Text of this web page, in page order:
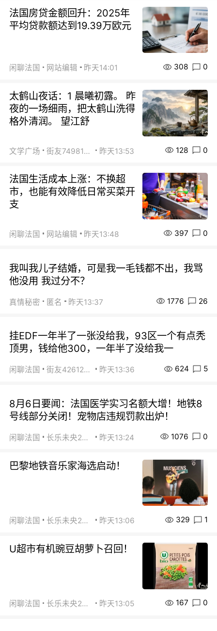
法国房贷金额回升：2025年
平均贷款额达到19.39万欧元
闲聊法国 网站编辑 昨天14:01 308 0
太鹤山夜话：1 晨曦初露。 昨
夜的一场细雨，把太鹤山洗得
格外清润。 望江舒
文学广场 街友74981146 昨天13:53 128 0
法国生活成本上涨：不换超
市，也能有效降低日常买菜开
支
闲聊法国 网站编辑 昨天13:48 397 0
我叫我儿子结婚，可是我一毛钱都不出，我骂
他没用 我过分不？
真情秘密 匿名 昨天13:37 1776 26
挂EDF一年半了一张没给我，93区一个有点秃
顶男，钱给他300，一年半了没给我一
闲聊法国 街友42612092 昨天13:36 624 5
8月6日要闻：法国医学实习名额大增！地铁8
号线部分关闭！宠物店违规罚款出炉！
闲聊法国 长乐未央2015 昨天13:24 1076 0
巴黎地铁音乐家海选启动！
闲聊法国 长乐未央2015 昨天13:06 329 1
U超市有机豌豆胡萝卜召回！
闲聊法国 长乐未央2015 昨天13:05 167 0